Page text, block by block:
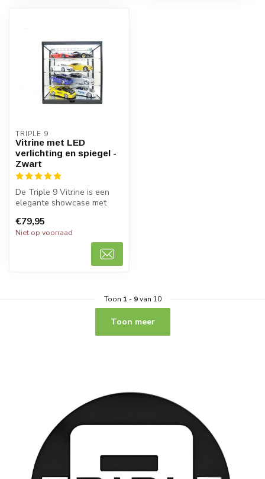
TRIPLE 9
Vitrine met LED
verlichting en spiegel -
Zwart
De Triple 9 Vitrine is een
elegante showcase met
schaalmod...
€79,95
Niet op voorraad
Toon 1 - 9van 10
Toon meer